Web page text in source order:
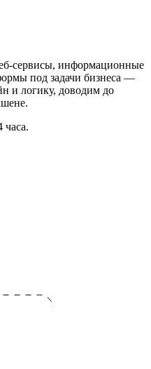
сервисы, информационные
под задачи бизнеса —
и логику, доводим до
часа.